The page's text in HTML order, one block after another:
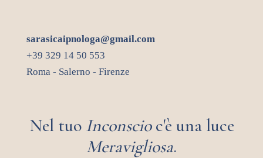
sarasicaipnologa@gmail.com
+39 329 14 50 553
Roma - Salerno - Firenze
Nel tuo Inconscioc'è una luce
Meravigliosa.